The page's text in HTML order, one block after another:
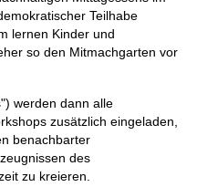
Teilhabe
lernen Kinder und
so den Mitmachgarten vor
werden dann alle
zusätzlich eingeladen,
benachbarter
des
zu kreieren.